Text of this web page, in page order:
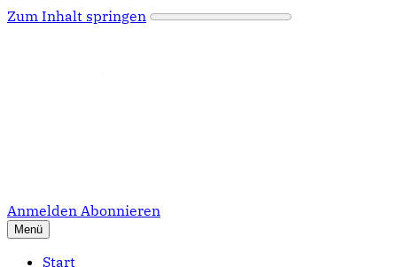
Zum Inhalt springen
Anmelden Abonnieren
Menü
Start